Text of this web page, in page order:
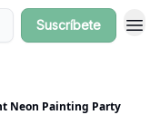
Suscríbete
Neon Painting Party